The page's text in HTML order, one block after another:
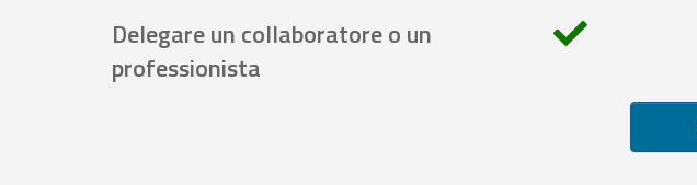
Delegare un collaboratore o un
professionista